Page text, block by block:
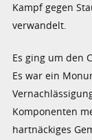
Kampf gegen
verwandelt.
Es ging um den
Es war ein
Komponenten
hartnäckiges